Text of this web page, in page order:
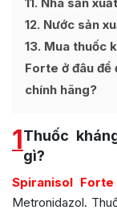
12 Nước sản
13 Mua thuốc
Forte ở đâu để
chính hãng?
1Thuốc
gì?
Spiranisol Forte
Metronidazol.